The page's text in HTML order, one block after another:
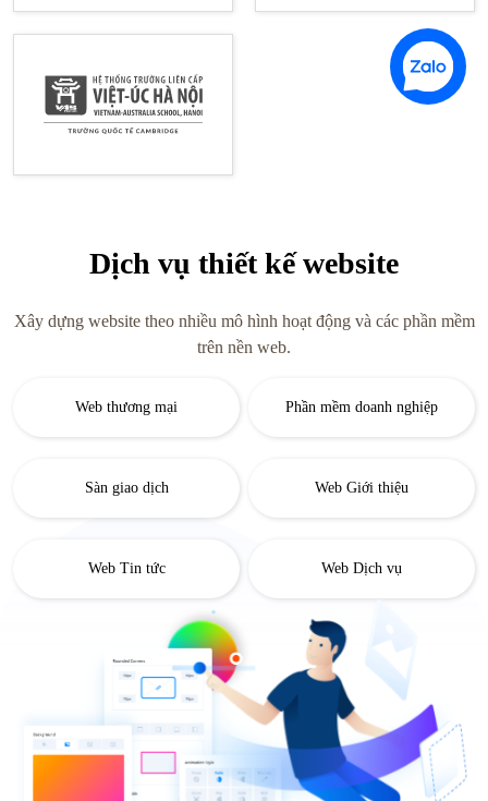
Dịch vụ thiết kế website
Xây dựng website theo nhiều mô hình hoạt động và các phần mềm
trên nền web.
Web thương mại Phần mềm doanh nghiệp
Sàn giao dịch Web Giới thiệu
Web Tin tức Web Dịch vụ